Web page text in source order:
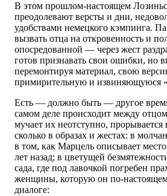
В этом прошлом-настоящем
преодолевают версты и дни,
удобствами немецкого кэмпинга.
вызвать отца на откровенность и
опосредованной — через жест
готов признавать свои ошибки, но
перемонтируя материал, свою
примирительную и извиняющуюся
Есть — должно быть — другое
самом деле происходит между
мучает их неотступно, прорывается
сколько в образах и жестах: в
в том, как Марцель описывает
лет назад; в цветущей
сада, где под лавочкой погребен
женщины, которую он по-
диалоге: